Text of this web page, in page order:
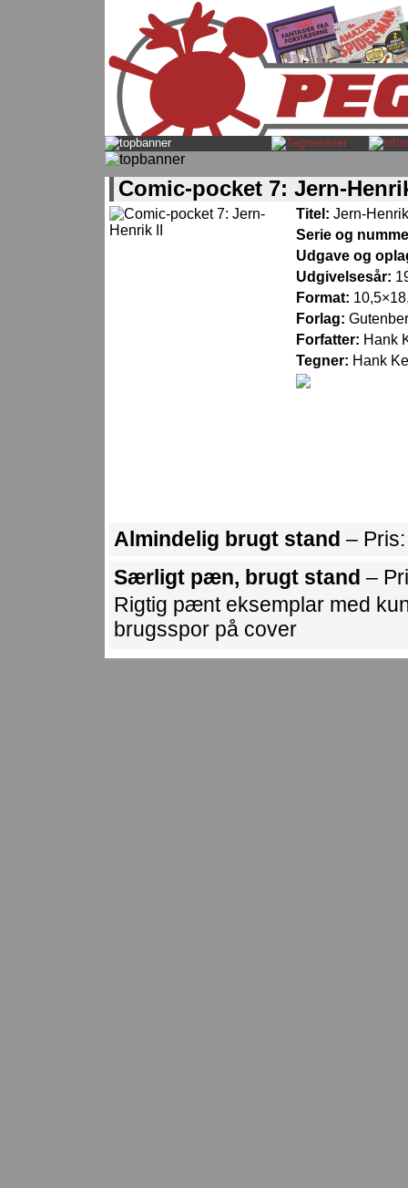
Comic-pocket 7: Jern-
Titel: Jern-
Serie og
Udgave og
Udgivelsesår:
Format:
Forlag:
Forfatter: Hank
Tegner: Hank
Almindelig brugt stand –
Særligt pæn, brugt stand –
Rigtig pænt eksemplar med
brugsspor på cover